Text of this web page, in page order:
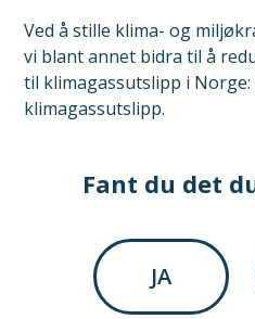
Ved å stille klima- og
vi blant annet bidra til å
til klimagassutslipp i
klimagassutslipp.
Fant du det
JA